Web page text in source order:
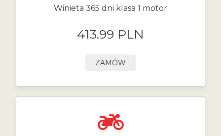
Winieta 365 dni klasa 1 motor
413.99 PLN
ZAMÓW